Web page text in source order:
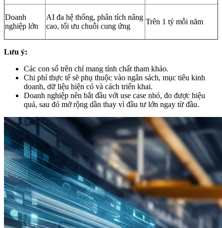
Doanh
nghiệp lớn
AI đa hệ thống, phân tích nâng
cao, tối ưu chuỗi cung ứng
Trên 1 tỷ mỗi năm
Lưu ý:
Các con số trên chỉ mang tính chất tham khảo.
Chi phí thực tế sẽ phụ thuộc vào ngân sách, mục tiêu kinh
doanh, dữ liệu hiện có và cách triển khai.
Doanh nghiệp nên bắt đầu với use case nhỏ, đo được hiệu
quả, sau đó mở rộng dần thay vì đầu tư lớn ngay từ đầu.